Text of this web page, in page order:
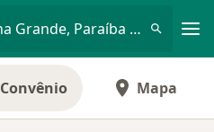
Psicólogo • Campina Grande, Paraíba PB
Convênio Mapa